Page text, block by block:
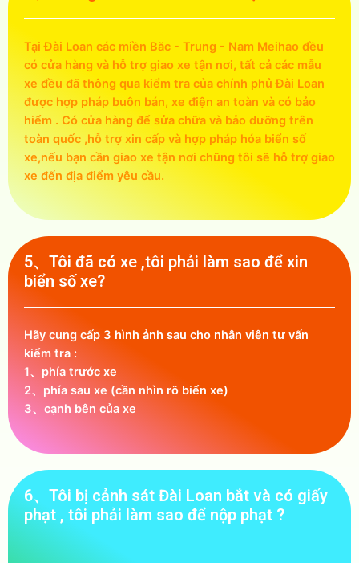
Tại Đài Loan các miền Băc - Trung - Nam Meihao đều
có cửa hàng và hỗ trợ giao xe tận nơi, tất cả các mẫu
xe đều đã thông qua kiểm tra của chính phủ Đài Loan
được hợp pháp buôn bán, xe điện an toàn và có bảo
hiểm . Có cửa hàng để sửa chữa và bảo dưỡng trên
toàn quốc ,hỗ trợ xin cấp và hợp pháp hóa biển số
xe,nếu bạn cần giao xe tận nơi chũng tôi sẽ hỗ trợ giao
xe đến địa điểm yêu cầu.
5、Tôi đã có xe ,tôi phải làm sao để xin
biển số xe?
Hãy cung cấp 3 hình ảnh sau cho nhân viên tư vấn
kiểm tra :
1、phía trước xe
2、phía sau xe (cần nhìn rõ biển xe)
3、cạnh bên của xe
6、Tôi bị cảnh sát Đài Loan bắt và có giấy
phạt , tôi phải làm sao để nộp phạt ?